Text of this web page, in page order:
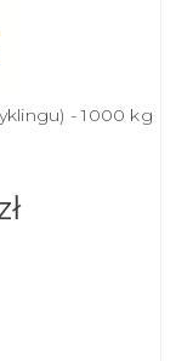
- 1000 kg